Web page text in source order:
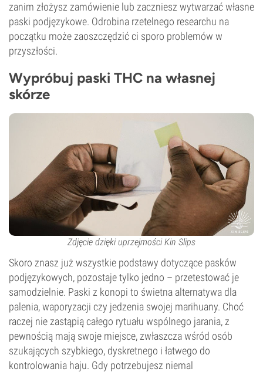
zanim złożysz zamówienie lub zaczniesz wytwarzać własne
paski podjęzykowe. Odrobina rzetelnego researchu na
początku może zaoszczędzić ci sporo problemów w
przyszłości.
Wypróbuj paski THC na własnej
skórze
Zdjęcie dzięki uprzejmości Kin Slips
Skoro znasz już wszystkie podstawy dotyczące pasków
podjęzykowych, pozostaje tylko jedno – przetestować je
samodzielnie. Paski z konopi to świetna alternatywa dla
palenia, waporyzacji czy jedzenia swojej marihuany. Choć
raczej nie zastąpią całego rytuału wspólnego jarania, z
pewnością mają swoje miejsce, zwłaszcza wśród osób
szukających szybkiego, dyskretnego i łatwego do
kontrolowania haju. Gdy potrzebujesz niemal